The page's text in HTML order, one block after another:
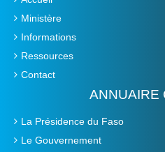
Ministère
Informations
Ressources
Contact
ANNUAIRE
La Présidence du Faso
Le Gouvernement